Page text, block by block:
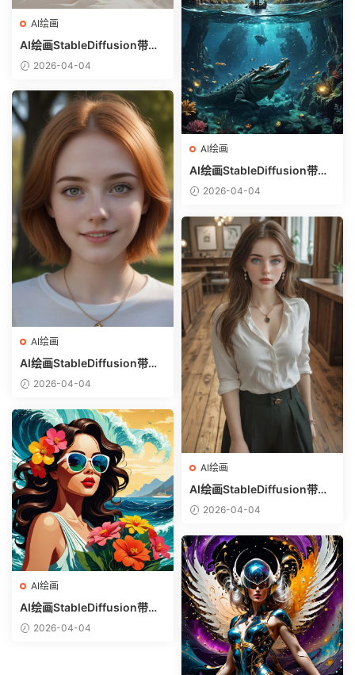
AI绘画
AI绘画StableDiffusion带信
息样图（civitai.com网站精
2026-04-04
AI绘画
AI绘画StableDiffusion带信
息样图（civitai.com网站精
2026-04-04
AI绘画
AI绘画StableDiffusion带信
息样图（civitai.com网站精
2026-04-04
AI绘画
AI绘画StableDiffusion带信
息样图（civitai.com网站精
2026-04-04
AI绘画
AI绘画StableDiffusion带信
息样图（civitai.com网站精
2026-04-04